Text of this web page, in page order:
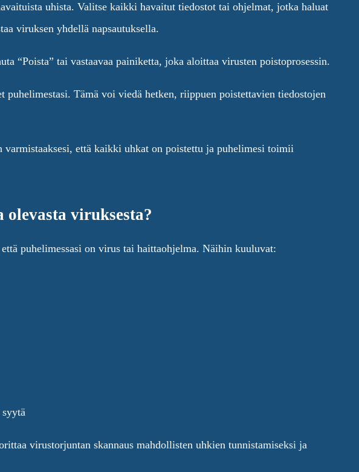
uhista. Valitse kaikki havaitut tiedostot tai ohjelmat, jotka haluat
viruksen yhdellä napsautuksella.
“Poista” tai vastaavaa painiketta, joka aloittaa virusten poistoprosessin.
Tämä voi viedä hetken, riippuen poistettavien tiedostojen
että kaikki uhkat on poistettu ja puhelimesi toimii
viruksesta?
puhelimessasi on virus tai haittaohjelma. Näihin kuuluvat:
virustorjuntan skannaus mahdollisten uhkien tunnistamiseksi ja